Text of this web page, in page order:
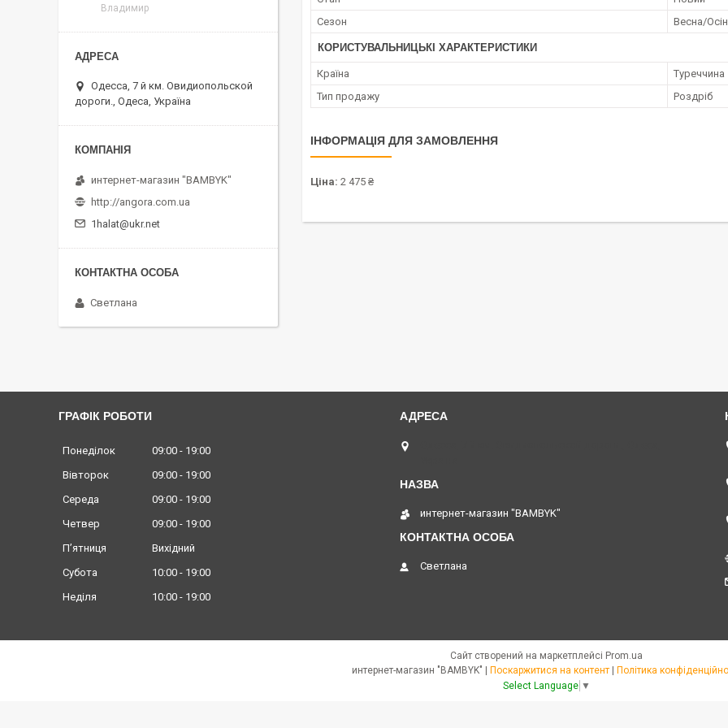
Сезон
Весна/
КОРИСТУВАЛЬНИЦЬКІ ХАРАКТЕРИСТИКИ
Країна
Туреччина
Тип продажу
Роздріб
ІНФОРМАЦІЯ ДЛЯ ЗАМОВЛЕННЯ
Ціна: 2 475 ₴
Владимир
Одесса, 7 й км. Овидиопольской
дороги., Одеса, Україна
интернет-магазин "BAMBYK"
http://angora.com.ua
1halat@ukr.net
Светлана
ГРАФІК РОБОТИ
Понеділок 09:00
19:00
Вівторок
09:00
19:00
Середа
09:00
19:00
Четвер
09:00
19:00
Пʼятниця
Вихідний
Субота
10:00
19:00
Неділя
10:00 19:00
интернет-магазин "BAMBYK"
Светлана
Сайт створений на маркетплейсі Prom.ua
Поскаржитися на контент
Політика
Select Language ▼